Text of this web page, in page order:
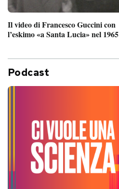
Il video di Francesco Guccini con
l’eskimo «a Santa Lucia» nel 1965
Podcast